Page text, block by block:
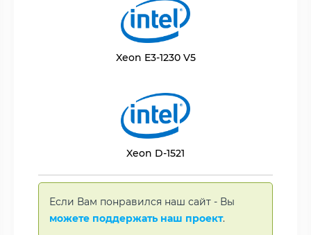
Xeon E3-1230 V5
Xeon D-1521
Если Вам понравился наш сайт - Вы
можете поддержать наш проект.